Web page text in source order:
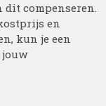
compenseren.
en
kun je een
jouw